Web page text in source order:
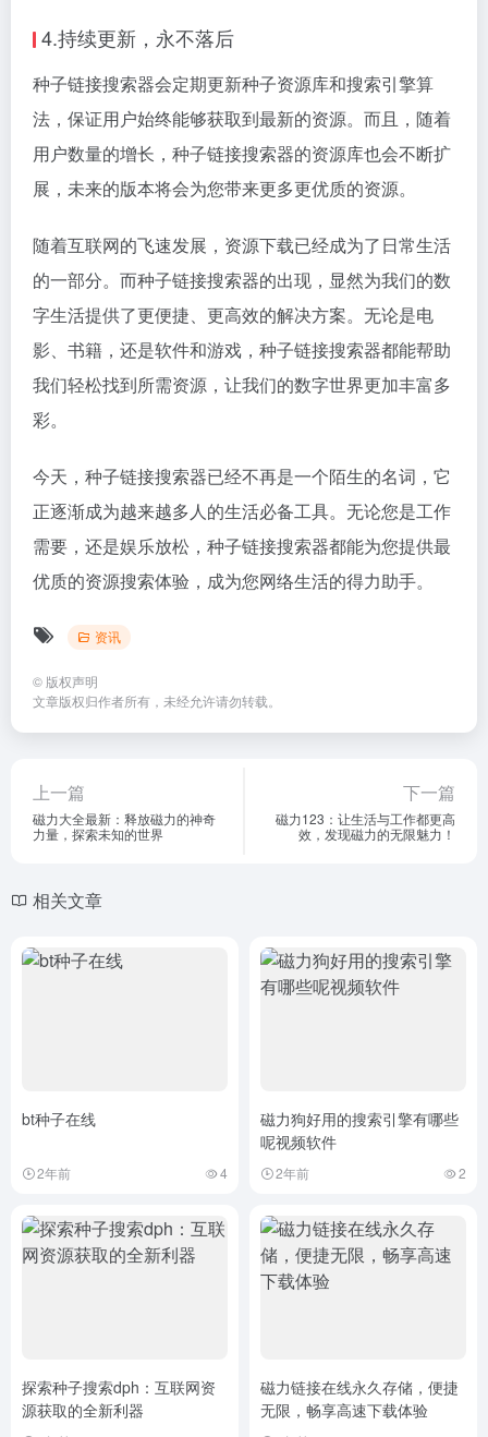
4.持续更新，永不落后
种子链接搜索器会定期更新种子资源库和搜索引擎算
法，保证用户始终能够获取到最新的资源。而且，随着
用户数量的增长，种子链接搜索器的资源库也会不断扩
展，未来的版本将会为您带来更多更优质的资源。
随着互联网的飞速发展，资源下载已经成为了日常生活
的一部分。而种子链接搜索器的出现，显然为我们的数
字生活提供了更便捷、更高效的解决方案。无论是电
影、书籍，还是软件和游戏，种子链接搜索器都能帮助
我们轻松找到所需资源，让我们的数字世界更加丰富多
彩。
今天，种子链接搜索器已经不再是一个陌生的名词，它
正逐渐成为越来越多人的生活必备工具。无论您是工作
需要，还是娱乐放松，种子链接搜索器都能为您提供最
优质的资源搜索体验，成为您网络生活的得力助手。
资讯
© 版权声明
文章版权归作者所有，未经允许请勿转载。
上一篇
磁力大全最新：释放磁力的神奇
力量，探索未知的世界
下一篇
磁力123：让生活与工作都更高
效，发现磁力的无限魅力！
相关文章
bt种子在线
2年前 4
磁力狗好用的搜索引擎有哪些
呢视频软件
2年前 2
探索种子搜索dph：互联网资
源获取的全新利器
磁力链接在线永久存储，便捷
无限，畅享高速下载体验